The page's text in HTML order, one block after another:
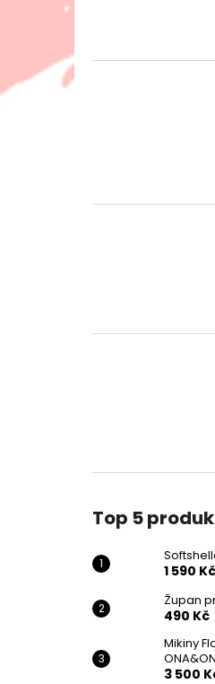
Top 5
1 590 Kč
Župan
490 Kč
Mikiny
ONA&ON
3 500